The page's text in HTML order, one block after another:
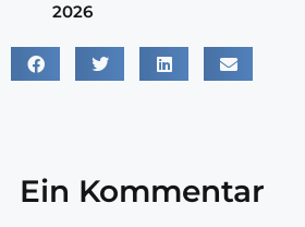
2026
Ein Kommentar